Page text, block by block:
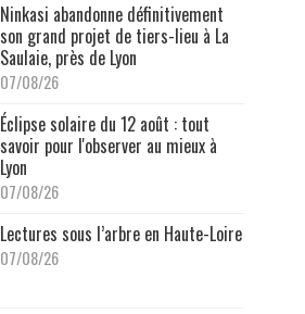
Ninkasi abandonne définitivement
son grand projet de tiers-lieu à La
Saulaie, près de Lyon
07/08/26
Éclipse solaire du 12 août : tout
savoir pour l'observer au mieux à
Lyon
07/08/26
Lectures sous l’arbre en Haute-Loire
07/08/26